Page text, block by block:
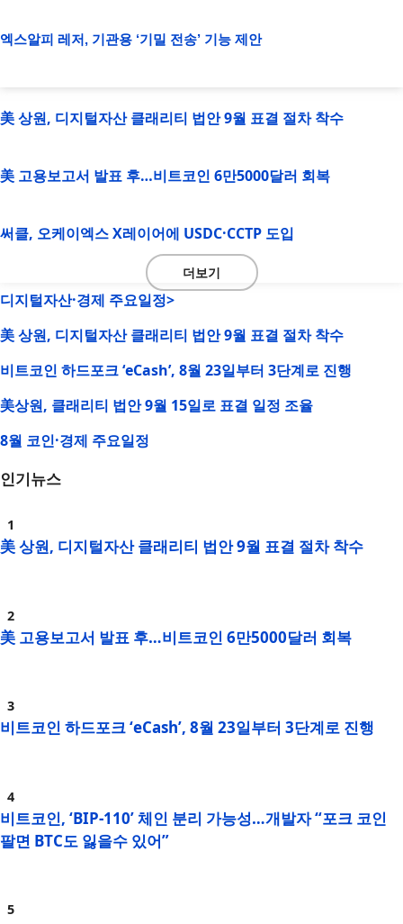
엑스알피 레저, 기관용 ‘기밀 전송’ 기능 제안
美 상원, 디지털자산 클래리티 법안 9월 표결 절차 착수
美 고용보고서 발표 후…비트코인 6만5000달러 회복
써클, 오케이엑스 X레이어에 USDC·CCTP 도입
더보기
디지털자산·경제 주요일정>
美 상원, 디지털자산 클래리티 법안 9월 표결 절차 착수
비트코인 하드포크 ‘eCash’, 8월 23일부터 3단계로 진행
美상원, 클래리티 법안 9월 15일로 표결 일정 조율
8월 코인·경제 주요일정
인기뉴스
美 상원, 디지털자산 클래리티 법안 9월 표결 절차 착수
美 고용보고서 발표 후…비트코인 6만5000달러 회복
비트코인 하드포크 ‘eCash’, 8월 23일부터 3단계로 진행
비트코인, ‘BIP-110’ 체인 분리 가능성…개발자 “포크 코인
팔면 BTC도 잃을수 있어”